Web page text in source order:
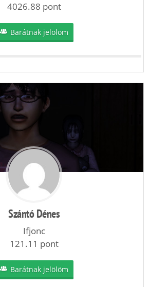
4026.88 pont
Barátnak jelölöm
Szántó Dénes
Ifjonc
121.11 pont
Barátnak jelölöm